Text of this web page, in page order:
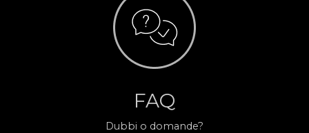
FAQ
Dubbi o domande?